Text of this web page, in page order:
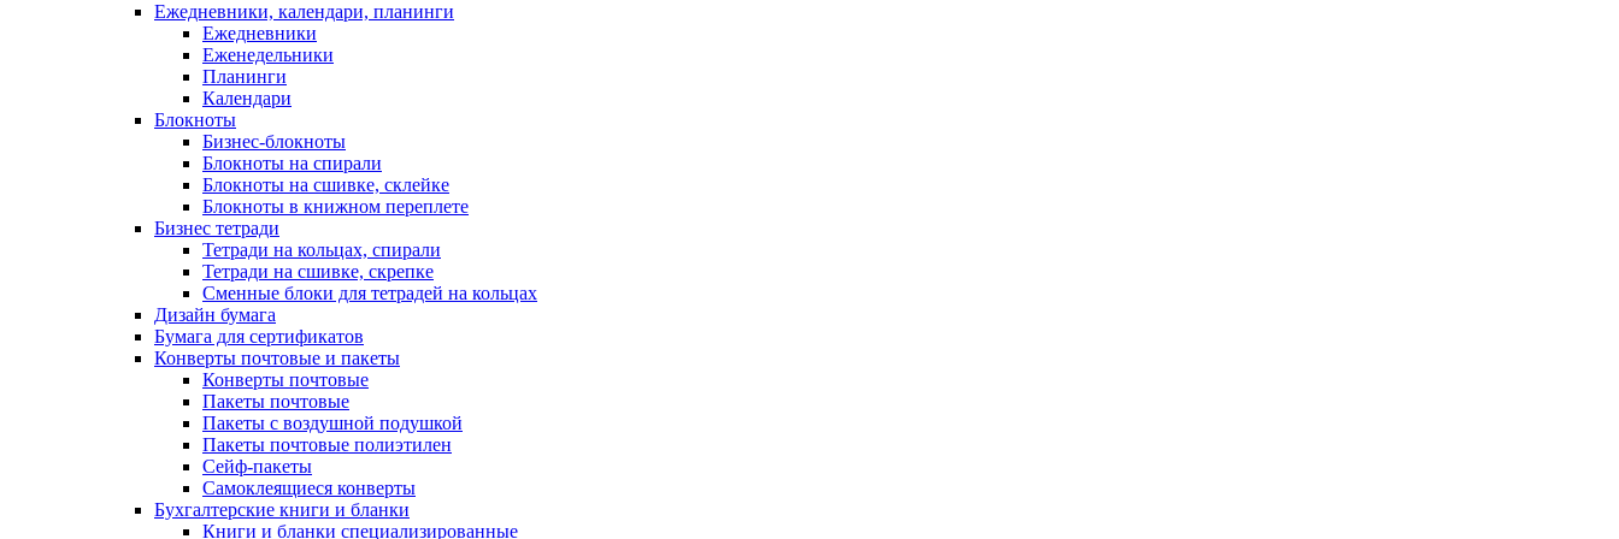
Ежедневники, календари, планинги
Ежедневники
Еженедельники
Планинги
Календари
Блокноты
Бизнес-блокноты
Блокноты на спирали
Блокноты на сшивке, склейке
Блокноты в книжном переплете
Бизнес тетради
Тетради на кольцах, спирали
Тетради на сшивке, скрепке
Сменные блоки для тетрадей на кольцах
Дизайн бумага
Бумага для сертификатов
Конверты почтовые и пакеты
Конверты почтовые
Пакеты почтовые
Пакеты с воздушной подушкой
Пакеты почтовые полиэтилен
Сейф-пакеты
Самоклеящиеся конверты
Бухгалтерские книги и бланки
Книги и бланки специализированные